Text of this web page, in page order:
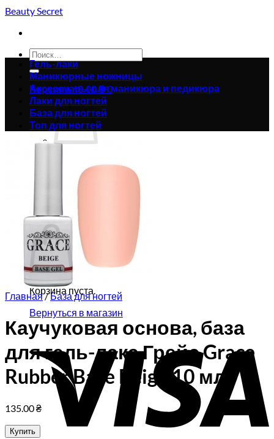
Skip
content
Beauty Secret
Искать:
Корзина /0.00₴0
Корзина пуста.
Вернуться в магазин
0
Корзина
Корзина пуста.
Вернуться в магазин
Гель-лаки
Маникюрные ножницы
Аксессуары для маникюра и педикюра
Лаки для ногтей
База для ногтей
Топ для ногтей
Главная/ База для ногтей
Каучуковая основа, база
для гель-лака Грейс Grace
Rubber Base Beige 10 мл
135.00₴
Купить